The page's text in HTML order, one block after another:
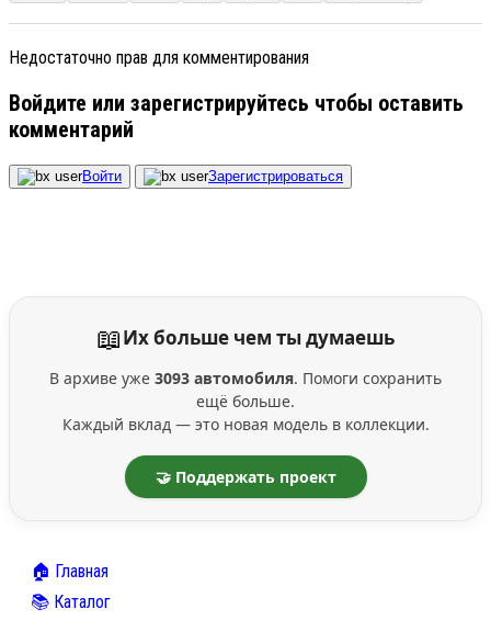
Недостаточно прав для комментирования
Войдите или зарегистрируйтесь чтобы оставить
комментарий
Войти Зарегистрироваться
📖Их больше чем ты думаешь
В архиве уже 3093 автомобиля. Помоги сохранить
ещё больше.
Каждый вклад — это новая модель в коллекции.
🤝 Поддержать проект
🏠 Главная
📚 Каталог